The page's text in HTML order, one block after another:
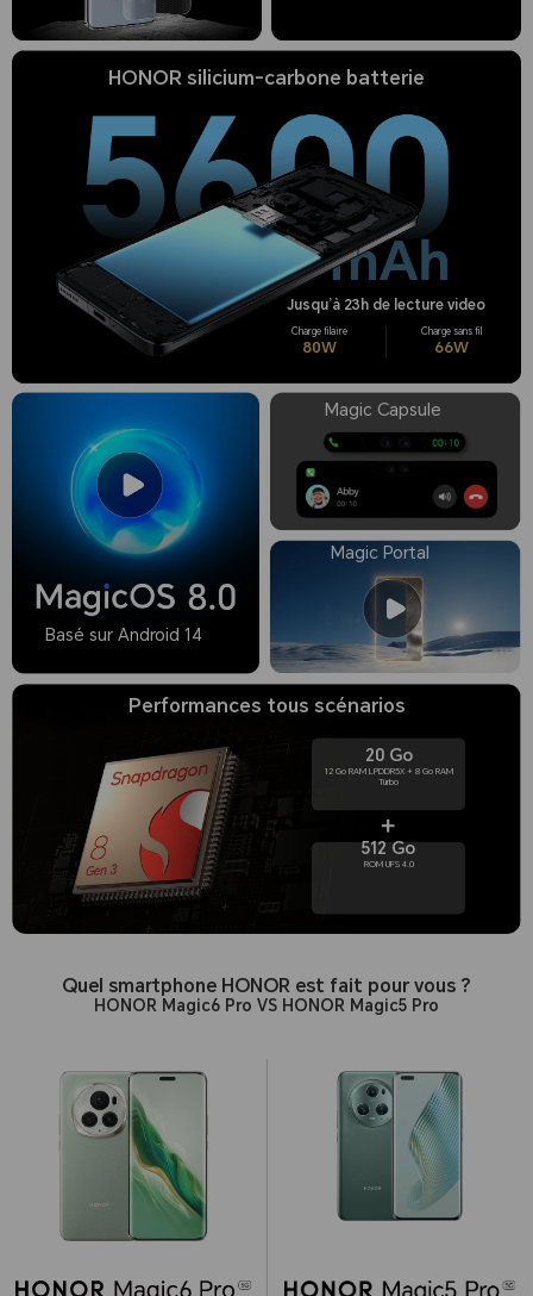
5000 nits
Luminosité de crête
HONOR silicium-carbone batterie
Jusqu’à 23h de lecture video
Basé sur Android 14
Magic Capsule
Magic Portal
Performances tous scénarios
20 Go
512 Go
Quel smartphone HONOR est fait pour vous ?
HONOR Magic6 Pro VS HONOR Magic5 Pro